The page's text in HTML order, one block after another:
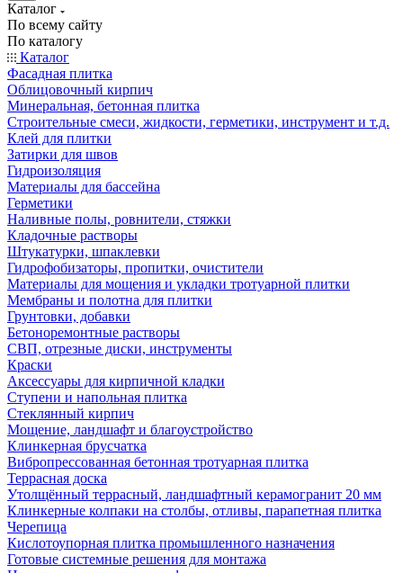
Каталог
По всему сайту
По каталогу
Каталог
Фасадная плитка
Облицовочный кирпич
Минеральная, бетонная плитка
Строительные смеси, жидкости, герметики, инструмент и т.д.
Клей для плитки
Затирки для швов
Гидроизоляция
Материалы для бассейна
Герметики
Наливные полы, ровнители, стяжки
Кладочные растворы
Штукатурки, шпаклевки
Гидрофобизаторы, пропитки, очистители
Материалы для мощения и укладки тротуарной плитки
Мембраны и полотна для плитки
Грунтовки, добавки
Бетоноремонтные растворы
СВП, отрезные диски, инструменты
Краски
Аксессуары для кирпичной кладки
Ступени и напольная плитка
Cтеклянный кирпич
Мощение, ландшафт и благоустройство
Клинкерная брусчатка
Вибропрессованная бетонная тротуарная плитка
Террасная доска
Утолщённый террасный, ландшафтный керамогранит 20 мм
Клинкерные колпаки на столбы, отливы, парапетная плитка
Черепица
Кислотоупорная плитка промышленного назначения
Готовые системные решения для монтажа